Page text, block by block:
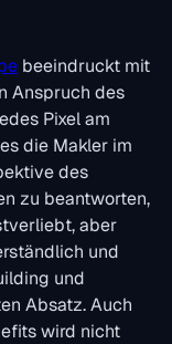
beeindruckt mit
Anspruch des
Pixel am
die Makler im
des
zu beantworten,
aber
und
und
Absatz. Auch
wird nicht